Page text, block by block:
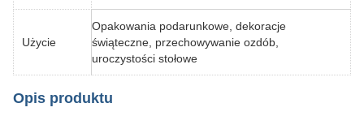
Użycie
Opakowania podarunkowe, dekoracje
świąteczne, przechowywanie ozdób,
uroczystości stołowe
Opis produktu